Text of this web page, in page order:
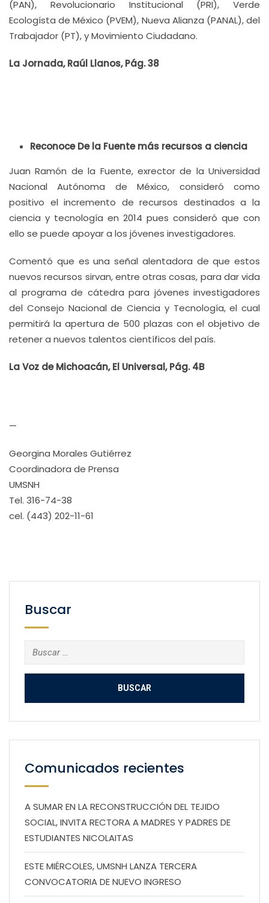
(PAN), Revolucionario Institucional (PRI), Verde
Ecologísta de México (PVEM), Nueva Alianza (PANAL), del
Trabajador (PT), y Movimiento Ciudadano.
La Jornada, Raúl Llanos, Pág. 38
Reconoce De la Fuente más recursos a ciencia
Juan Ramón de la Fuente, exrector de la Universidad
Nacional Autónoma de México, consideró como
positivo el incremento de recursos destinados a la
ciencia y tecnología en 2014 pues consideró que con
ello se puede apoyar a los jóvenes investigadores.
Comentó que es una señal alentadora de que estos
nuevos recursos sirvan, entre otras cosas, para dar vida
al programa de cátedra para jóvenes investigadores
del Consejo Nacional de Ciencia y Tecnología, el cual
permitirá la apertura de 500 plazas con el objetivo de
retener a nuevos talentos científicos del país.
La Voz de Michoacán, El Universal, Pág. 4B
—
Georgina Morales Gutiérrez
Coordinadora de Prensa
UMSNH
Tel. 316-74-38
cel. (443) 202-11-61
Buscar
Buscar:
Comunicados recientes
A SUMAR EN LA RECONSTRUCCIÓN DEL TEJIDO
SOCIAL, INVITA RECTORA A MADRES Y PADRES DE
ESTUDIANTES NICOLAITAS
ESTE MIÉRCOLES, UMSNH LANZA TERCERA
CONVOCATORIA DE NUEVO INGRESO